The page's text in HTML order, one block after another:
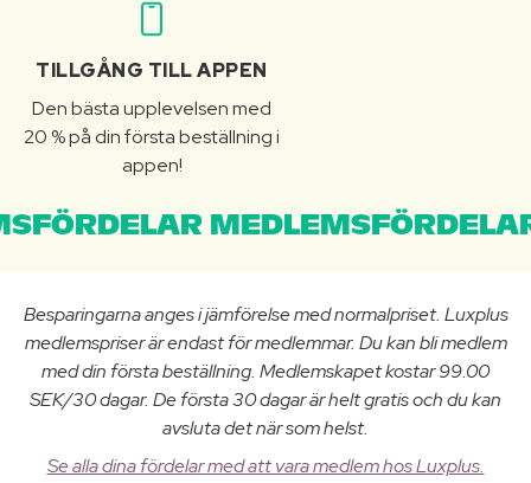
TILLGÅNG TILL APPEN
Den bästa upplevelsen med
20 % på din första beställning i
appen!
Besparingarna anges i jämförelse med normalpriset. Luxplus
medlemspriser är endast för medlemmar. Du kan bli medlem
med din första beställning. Medlemskapet kostar 99.00
SEK/30 dagar. De första 30 dagar är helt gratis och du kan
avsluta det när som helst.
Se alla dina fördelar med att vara medlem hos Luxplus.